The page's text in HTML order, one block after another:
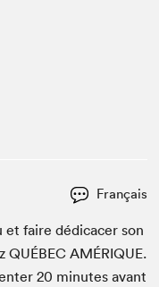
Français
et faire dédi­cac­er son
QUÉBEC AMÉRIQUE.
20 min­utes avant